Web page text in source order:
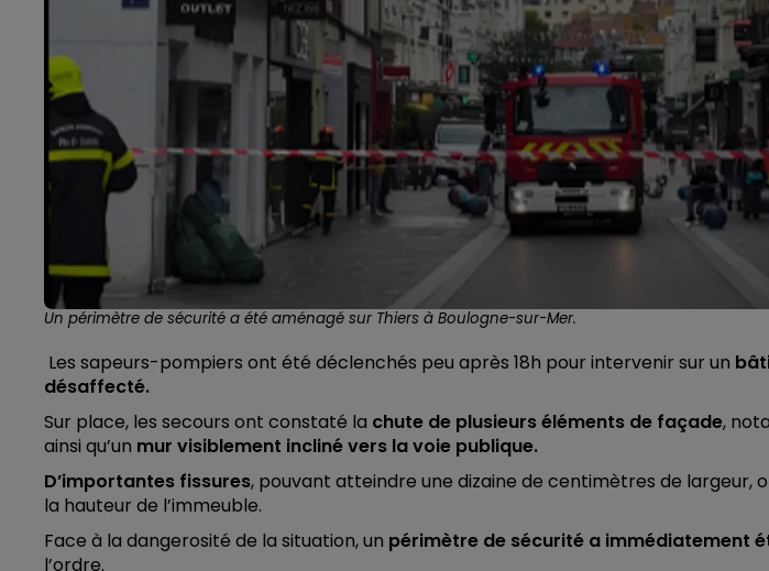
Un périmètre de sécurité a été aménagé sur Thiers à Boulogne-sur-Mer.
Les sapeurs-pompiers ont été déclenchés peu après 18h pour intervenir sur un
désaffecté.
Sur place, les secours ont constaté la chute de plusieurs éléments de façade,
ainsi qu’un mur visiblement incliné vers la voie publique.
D’importantes fissures, pouvant atteindre une dizaine de centimètres de largeur,
la hauteur de l’immeuble.
Face à la dangerosité de la situation, un périmètre de sécurité a immédiatement
l’ordre.